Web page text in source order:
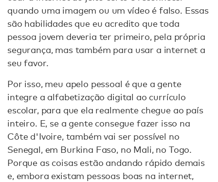
quando uma imagem ou um vídeo é falso. Essas
são habilidades que eu acredito que toda
pessoa jovem deveria ter primeiro, pela própria
segurança, mas também para usar a internet a
seu favor.
Por isso, meu apelo pessoal é que a gente
integre a alfabetização digital ao currículo
escolar, para que ela realmente chegue ao país
inteiro. E, se a gente consegue fazer isso na
Côte d'Ivoire, também vai ser possível no
Senegal, em Burkina Faso, no Mali, no Togo.
Porque as coisas estão andando rápido demais
e, embora existam pessoas boas na internet,